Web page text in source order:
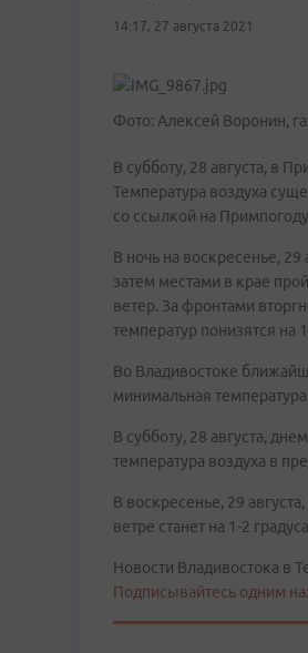
14:17, 27 августа 2021
Фото: Алексей Воронин,
В субботу, 28 августа, в
Температура воздуха
со ссылкой на
В ночь на воскресенье,
затем местами в крае
ветер. За фронтами
температур понизятся на
Во Владивостоке
минимальная температура
В субботу, 28 августа,
температура воздуха в
В воскресенье, 29
ветре станет на 1-2
Новости Владивостока в
Подписывайтесь одним